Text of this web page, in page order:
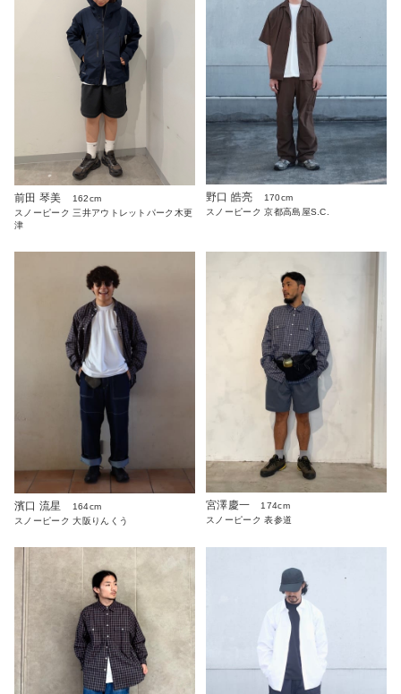
前田 琴美
162cm
スノーピーク 三井アウトレットパーク木更
津
野口 皓亮
170cm
スノーピーク 京都高島屋S.C.
濱口 流星
164cm
スノーピーク 大阪りんくう
宮澤慶一
174cm
スノーピーク 表参道